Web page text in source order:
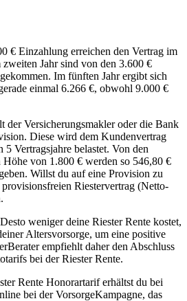
€ Einzahlung erreichen den Vertrag im
Jahr sind von den 3.600 €
Im fünften Jahr ergibt sich
einmal 6.266 €, obwohl 9.000 €
der Versicherungsmakler oder die Bank
Diese wird dem Kundenvertrag
5 Vertragsjahre belastet. Von den
von 1.800 € werden so 546,80 €
Willst du auf eine Provision zu
Riestervertrag (Netto-
weniger deine Riester Rente kostet,
Altersvorsorge, um eine positive
empfiehlt daher den Abschluss
bei der Riester Rente.
Rente Honorartarif erhältst du bei
bei der VorsorgeKampagne, das